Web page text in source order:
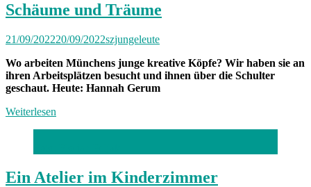
Schäume und Träume
21/09/202220/09/2022szjungeleute
Wo arbeiten Münchens junge kreative Köpfe? Wir haben sie an
ihren Arbeitsplätzen besucht und ihnen über die Schulter
geschaut. Heute: Hannah Gerum
Weiterlesen
Ein Atelier im Kinderzimmer